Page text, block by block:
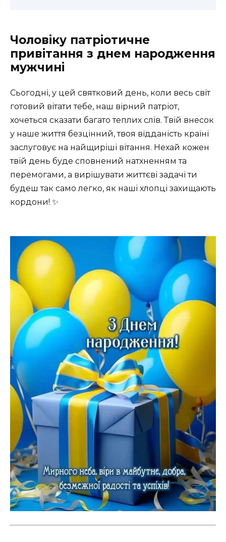
Чоловіку патріотичне
привітання з днем народження
мужчині
Сьогодні, у цей святковий день, коли весь світ
готовий вітати тебе, наш вірний патріот,
хочеться сказати багато теплих слів. Твій внесок
у наше життя безцінний, твоя відданість країні
заслуговує на найщиріші вітання. Нехай кожен
твій день буде сповнений натхненням та
перемогами, а вирішувати життєві задачі ти
будеш так само легко, як наші хлопці захищають
кордони! ✨